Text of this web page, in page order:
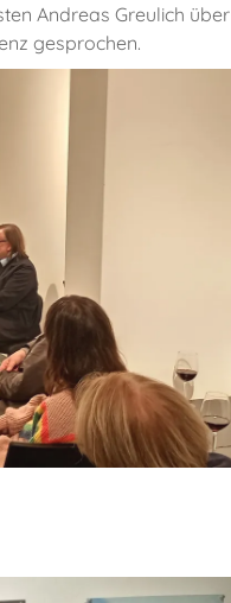
Andreas Greulich über
gesprochen.